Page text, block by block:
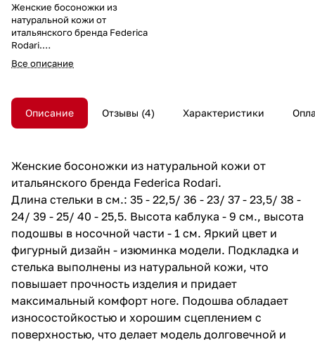
Женские босоножки из
натуральной кожи от
итальянского бренда Federica
Rodari.
Длина стельки в см.: 35 - 22,5/ 36
- 23/ 37 - 23,5/ 38 - 24/ 39 - 25/ 40
Высота каблука - 9 см., высота
подошвы в носочной части - 1 см.
Яркий цвет и фигурный дизайн -
прочность изделия и придает
максимальный комфорт ноге.
Подошва обладает
сцеплением с поверхностью, что
делает модель долговечной и
практичной. Устойчивый каблук и
удобная колодка адаптированы
под женскую стопу и длительную
носку, а наличие ремешка с
эластичной вставкой облегчает
процесс обувания. Подходят на
стандартную полноту стопы и
небольшой +/-.
Все описание
Описание Отзывы 4 Характеристики
Женские босоножки из натуральной кожи от
итальянского бренда Federica Rodari.
Длина стельки в см.: 35 - 22,5/ 36 - 23/ 37 - 23,5/ 38 -
24/ 39 - 25/ 40 - 25,5. Высота каблука - 9 см., высота
подошвы в носочной части - 1 см. Яркий цвет и
фигурный дизайн - изюминка модели. Подкладка и
стелька выполнены из натуральной кожи, что
повышает прочность изделия и придает
максимальный комфорт ноге. Подошва обладает
износостойкостью и хорошим сцеплением с
поверхностью, что делает модель долговечной и